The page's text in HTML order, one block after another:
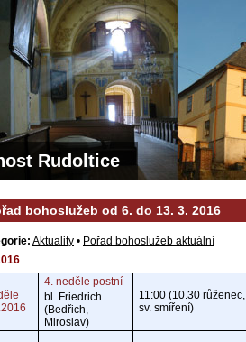
Rudoltice
bohoslužeb od 6. do 13. 3. 2016
Aktuality • Pořad bohoslužeb aktuální
4. neděle postní
bl. Friedrich
(Bedřich,
Miroslav)
11:00 (10.30 růženec,
sv. smíření)